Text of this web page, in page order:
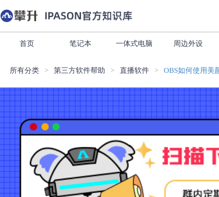
首页 笔记本 一体式电脑 周边外设
所有分类 第三方软件帮助 直播软件